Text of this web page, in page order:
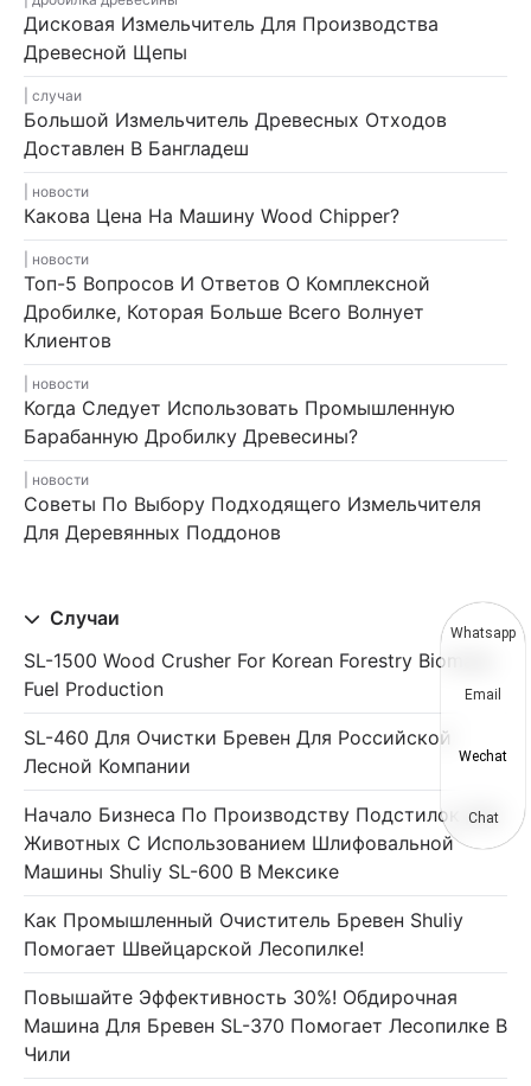
Дисковая Измельчитель Для Производства
Древесной Щепы
случаи
Большой Измельчитель Древесных Отходов
Доставлен В Бангладеш
новости
Какова Цена На Машину Wood Chipper?
новости
Топ-5 Вопросов И Ответов О Комплексной
Дробилке, Которая Больше Всего Волнует
Клиентов
новости
Когда Следует Использовать Промышленную
Барабанную Дробилку Древесины?
новости
Советы По Выбору Подходящего Измельчителя
Для Деревянных Поддонов
Случаи
SL-1500 Wood Crusher For Korean Forestry Biomass
Fuel Production
SL-460 Для Очистки Бревен Для Российской
Лесной Компании
Начало Бизнеса По Производству Подстилок Для
Животных С Использованием Шлифовальной
Машины Shuliy SL-600 В Мексике
Как Промышленный Очиститель Бревен Shuliy
Помогает Швейцарской Лесопилке!
Повышайте Эффективность 30%! Обдирочная
Машина Для Бревен SL-370 Помогает Лесопилке В
Чили
Whatsapp
Email
Wechat
Chat